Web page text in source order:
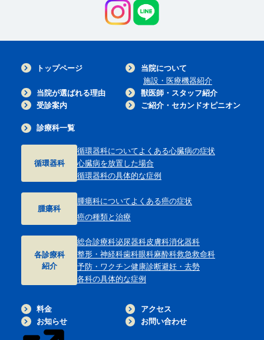
トップページ
当院について
施設・医療機器紹介
当院が選ばれる理由
獣医師・スタッフ紹介
受診案内
ご紹介・セカンドオピニオン
診療科一覧
循環器科
循環器科についてよくある心臓病の症状
心臓病を放置した場合
循環器科の具体的な症例
腫瘍科
腫瘍科について よくある癌の症状
癌の種類と治療
各診療科
紹介
総合診療科泌尿器科皮膚科消化器科
整形・神経科歯科眼科麻酔科救急救命科
予防・ワクチン健康診断避妊・去勢
各科の具体的な症例
料金
アクセス
お知らせ
お問い合わせ